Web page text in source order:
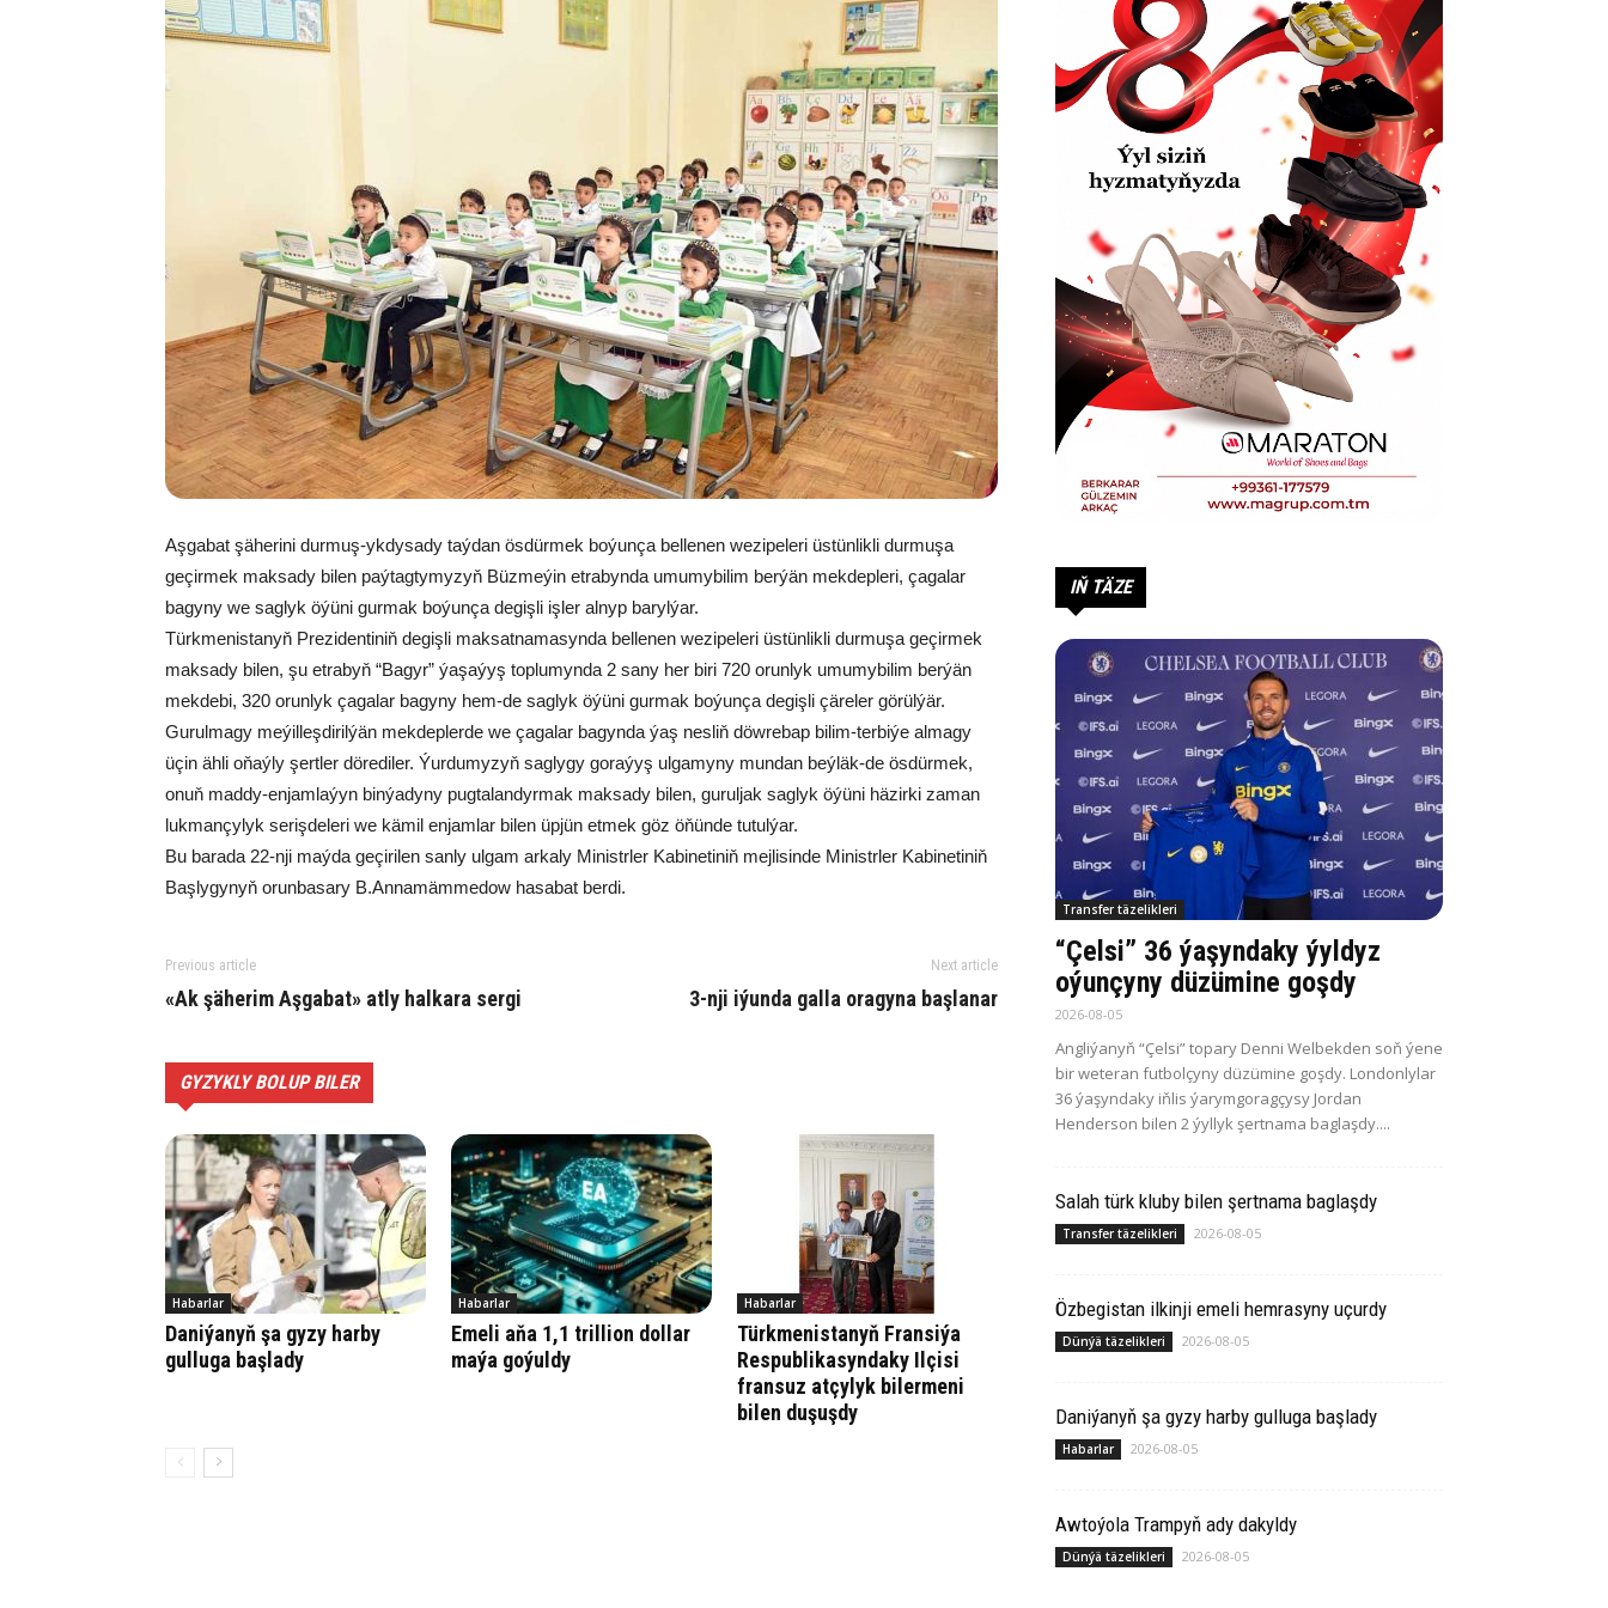
Aşgabat şäherini durmuş-ykdysady taýdan ösdürmek boýunça bellenen wezipeleri üstünlikli durmuşa
geçirmek maksady bilen paýtagtymyzyň Büzmeýin etrabynda umumybilim berýän mekdepleri, çagalar
bagyny we saglyk öýüni gurmak boýunça degişli işler alnyp barylýar.
Türkmenistanyň Prezidentiniň degişli maksatnamasynda bellenen wezipeleri üstünlikli durmuşa geçirmek
maksady bilen, şu etrabyň “Bagyr” ýaşaýyş toplumynda 2 sany her biri 720 orunlyk umumybilim berýän
mekdebi, 320 orunlyk çagalar bagyny hem-de saglyk öýüni gurmak boýunça degişli çäreler görülýär.
Gurulmagy meýilleşdirilýän mekdeplerde we çagalar bagynda ýaş nesliň döwrebap bilim-terbiýe almagy
üçin ähli oňaýly şertler dörediler. Ýurdumyzyň saglygy goraýyş ulgamyny mundan beýläk-de ösdürmek,
onuň maddy-enjamlaýyn binýadyny pugtalandyrmak maksady bilen, guruljak saglyk öýüni häzirki zaman
lukmançylyk serişdeleri we kämil enjamlar bilen üpjün etmek göz öňünde tutulýar.
Bu barada 22-nji maýda geçirilen sanly ulgam arkaly Ministrler Kabinetiniň mejlisinde Ministrler Kabinetiniň
Başlygynyň orunbasary B.Annamämmedow hasabat berdi.
Previous article
«Ak şäherim Aşgabat» atly halkara sergi
Next article
3-nji iýunda galla oragyna başlanar
GYZYKLY BOLUP BILER
Habarlar
Daniýanyň şa gyzy harby
gulluga başlady
Habarlar
Emeli aňa 1,1 trillion dollar
maýa goýuldy
Habarlar
Türkmenistanyň Fransiýa
Respublikasyndaky Ilçisi
fransuz atçylyk bilermeni
bilen duşuşdy
IŇ TÄZE
Transfer täzelikleri
“Çelsi” 36 ýaşyndaky ýyldyz
oýunçyny düzümine goşdy
2026-08-05
Angliýanyň “Çelsi” topary Denni Welbekden soň ýene
bir weteran futbolçyny düzümine goşdy. Londonlylar
36 ýaşyndaky iňlis ýarymgoragçysy Jordan
Henderson bilen 2 ýyllyk şertnama baglaşdy....
Salah türk kluby bilen şertnama baglaşdy
Transfer täzelikleri 2026-08-05
Özbegistan ilkinji emeli hemrasyny uçurdy
Dünýä täzelikleri 2026-08-05
Daniýanyň şa gyzy harby gulluga başlady
Habarlar 2026-08-05
Awtoýola Trampyň ady dakyldy
Dünýä täzelikleri 2026-08-05